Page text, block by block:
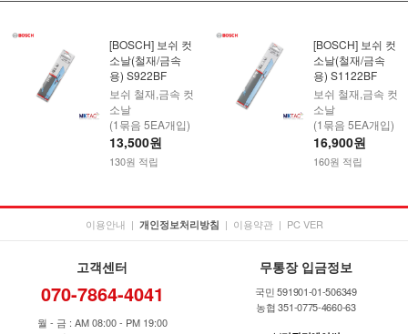
[BOSCH] 보쉬 컷
소날(철재/금속
용) S922BF
보쉬 철재,금속 컷
소날
(1묶음 5EA개입)
13,500원
130원 적립
[BOSCH] 보쉬 컷
소날(철재/금속
용) S1122BF
보쉬 철재,금속 컷
소날
(1묶음 5EA개입)
16,900원
160원 적립
이용안내 | 개인정보처리방침 | 이용약관 | PC VER
고객센터
070-7864-4041
월 - 금 : AM 08:00 - PM 19:00
무통장 입금정보
국민 591901-01-506349
농협 351-0775-4660-63